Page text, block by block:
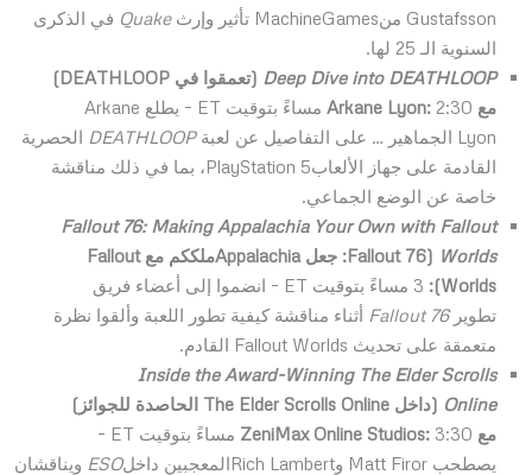
Gustafsson منMachineGames تأثير وإرث
Quake في الذكرى
السنوية الـ 25 لها.
Deep Dive into DEATHLOOP (تعمقوا في DEATHLOOP
)
مع
Arkane Lyon:
2:30 مساءً بتوقيت ET – يطلع Arkane
Lyon الجماهير … على التفاصيل عن لعبة
DEATHLOOP الحصرية
القادمة على جهاز الألعابPlayStation 5، بما في ذلك مناقشة
خاصة عن الوضع الجماعي.
Fallout 76: Making Appalachia Your Own with Fallout
Worlds
(
Fallout 76: جعل Appalachiaملككم معFallout
Worlds
):
3 مساءً بتوقيت ET – انضموا إلى أعضاء فريق
تطويرFallout 76 أثناء مناقشة كيفية تطور اللعبة وألقوا نظرة
متعمقة على تحديث Fallout Worlds القادم.
Inside the Award-Winning The Elder Scrolls
Online (داخل The Elder Scrolls Online الحاصدة للجوائز)
مع
ZeniMax Online Studios:
3:30 مساءً بتوقيت ET –
يصطحب Matt Firor وRich Lambertالمعجبين داخل
ESO ويناقشان